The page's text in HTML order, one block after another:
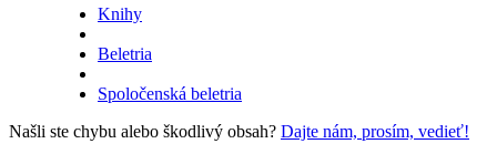
Knihy
Beletria
Spoločenská beletria
Našli ste chybu alebo škodlivý obsah? Dajte nám, prosím, vedieť!